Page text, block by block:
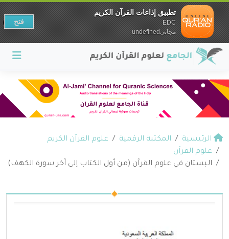
الرئيسية المكتبة الرقمية
علوم القرآن الكريم
علوم القرآن
البستان في علوم القرآن (من أول الكتاب إلى آخر سورة الكهف)
تطبيق إذاعات القرآن الكريم
EDC
مجانيundefined
فتح